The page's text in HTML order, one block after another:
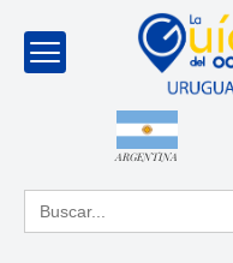
ARGENTINA
Buscar: